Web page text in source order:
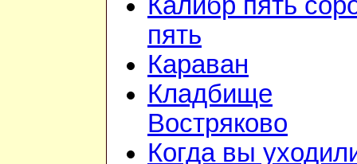
Калибр пять
пять
Караван
Кладбище
Востряково
Когда вы